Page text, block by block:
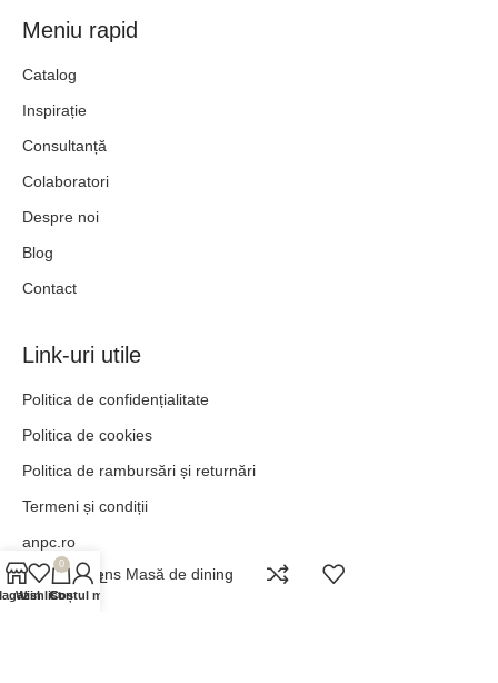
Meniu rapid
Catalog
Inspirație
Consultanță
Colaboratori
Despre noi
Blog
Contact
Link-uri utile
Politica de confidențialitate
Politica de cookies
Politica de rambursări și returnări
Termeni și condiții
anpc.ro
ANPC - SALAthens Masă de dining
Wishlist
0
Coș
Contul meu